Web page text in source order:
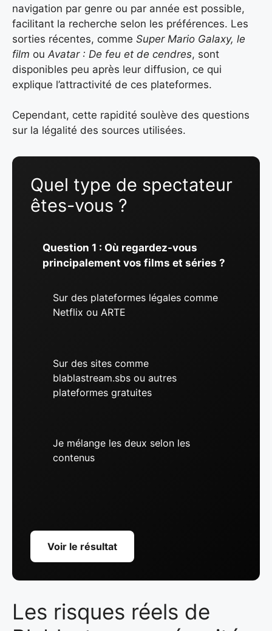
navigation par genre ou par année est possible,
facilitant la recherche selon les préférences. Les
sorties récentes, comme Super Mario Galaxy, le
film ou Avatar : De feu et de cendres, sont
disponibles peu après leur diffusion, ce qui
explique l’attractivité de ces plateformes.
Cependant, cette rapidité soulève des questions
sur la légalité des sources utilisées.
Quel type de spectateur
êtes-vous ?
Question 1 : Où regardez-vous
principalement vos films et séries ?
Sur des plateformes légales comme
Netflix ou ARTE
Sur des sites comme
blablastream.sbs ou autres
plateformes gratuites
Je mélange les deux selon les
contenus
Voir le résultat
Les risques réels de